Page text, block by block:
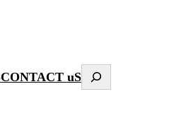
CONTACT uSSearch